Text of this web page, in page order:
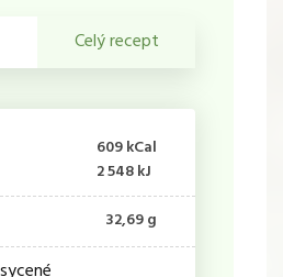
Celý recept
609 kCal
2 548 kJ
32,69 g